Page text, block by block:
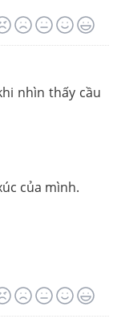
nhìn thấy cầu
của mình.